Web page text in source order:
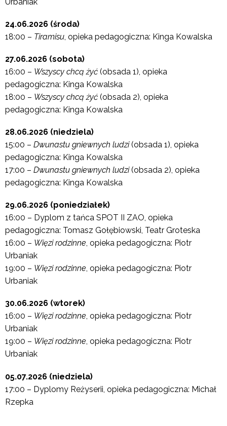
24.06.2026 (środa)
18:00 – Tiramisu , opieka pedagogiczna: Kinga Kowalska
27.06.2026 (sobota)
16:00 – Wszyscy chcą żyć (obsada 1), opieka
pedagogiczna: Kinga Kowalska
18:00 – Wszyscy chcą żyć (obsada 2), opieka
pedagogiczna: Kinga Kowalska
28.06.2026 (niedziela)
15:00 – Dwunastu gniewnych ludzi(obsada 1), opieka
pedagogiczna: Kinga Kowalska
17:00 – Dwunastu gniewnych ludzi(obsada 2), opieka
pedagogiczna: Kinga Kowalska
29.06.2026 (poniedziałek)
16:00 – Dyplom z tańca SPOT II ZAO, opieka
pedagogiczna: Tomasz Gołębiowski, Teatr Groteska
16:00 – Więzi rodzinne, opieka pedagogiczna: Piotr
Urbaniak
19:00 – Więzi rodzinne, opieka pedagogiczna: Piotr
Urbaniak
30.06.2026 (wtorek)
16:00 – Więzi rodzinne, opieka pedagogiczna: Piotr
Urbaniak
19:00 – Więzi rodzinne, opieka pedagogiczna: Piotr
Urbaniak
05.07.2026 (niedziela)
17:00 – Dyplomy Reżyserii, opieka pedagogiczna: Michał
Rzepka